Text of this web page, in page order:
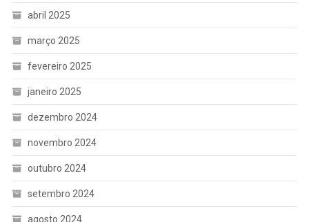
abril 2025
março 2025
fevereiro 2025
janeiro 2025
dezembro 2024
novembro 2024
outubro 2024
setembro 2024
agosto 2024